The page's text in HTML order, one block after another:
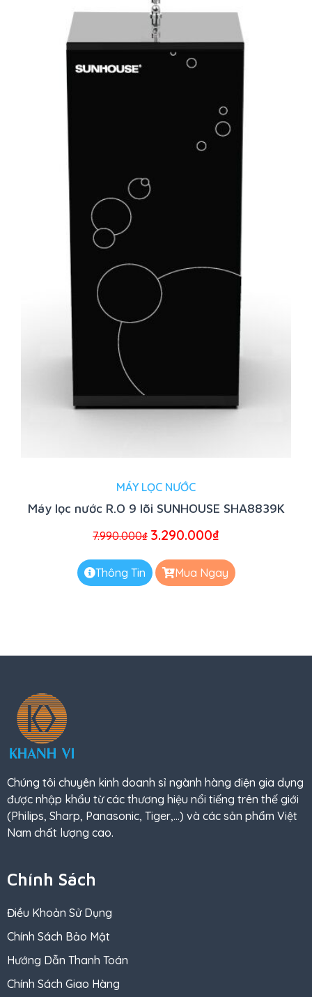
MÁY LỌC NƯỚC
Máy lọc nước R.O 9 lõi SUNHOUSE SHA8839K
7.990.000₫ 3.290.000₫
Thông Tin Mua Ngay
Chúng tôi chuyên kinh doanh sỉ ngành hàng điện gia dụng
được nhập khẩu từ các thương hiệu nổi tiếng trên thế giới
(Philips, Sharp, Panasonic, Tiger,…) và các sản phẩm Việt
Nam chất lượng cao.
Chính Sách
Điều Khoản Sử Dụng
Chính Sách Bảo Mật
Hướng Dẫn Thanh Toán
Chính Sách Giao Hàng